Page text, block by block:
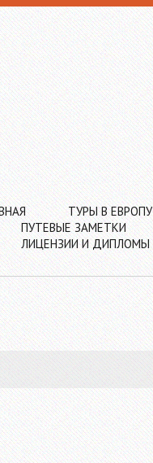
ТУРЫ В ЕВРОПУ
ПУТЕВЫЕ ЗАМЕТКИ
ЛИЦЕНЗИИ И ДИПЛОМЫ